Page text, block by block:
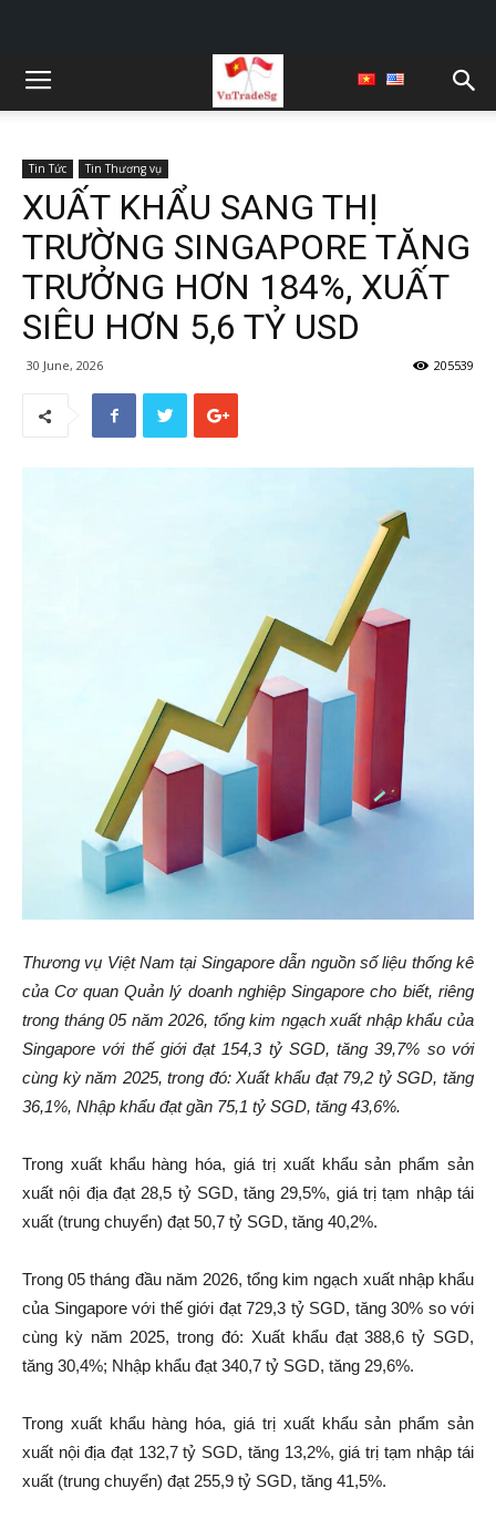
Tin Tức Tin Thương vụ
XUẤT KHẨU SANG THỊ
TRƯỜNG SINGAPORE TĂNG
TRƯỞNG HƠN 184%, XUẤT
SIÊU HƠN 5,6 TỶ USD
30 June, 2026 205539
Thương vụ Việt Nam tại Singapore dẫn nguồn số liệu thống kê
của Cơ quan Quản lý doanh nghiệp Singapore cho biết, riêng
trong tháng 05 năm 2026, tổng kim ngạch xuất nhập khẩu của
Singapore với thế giới đạt 154,3 tỷ SGD, tăng 39,7% so với
cùng kỳ năm 2025, trong đó: Xuất khẩu đạt 79,2 tỷ SGD, tăng
36,1%, Nhập khẩu đạt gần 75,1 tỷ SGD, tăng 43,6%.
Trong xuất khẩu hàng hóa, giá trị xuất khẩu sản phẩm sản
xuất nội địa đạt 28,5 tỷ SGD, tăng 29,5%, giá trị tạm nhập tái
xuất (trung chuyển) đạt 50,7 tỷ SGD, tăng 40,2%.
Trong 05 tháng đầu năm 2026, tổng kim ngạch xuất nhập khẩu
của Singapore với thế giới đạt 729,3 tỷ SGD, tăng 30% so với
cùng kỳ năm 2025, trong đó: Xuất khẩu đạt 388,6 tỷ SGD,
tăng 30,4%; Nhập khẩu đạt 340,7 tỷ SGD, tăng 29,6%.
Trong xuất khẩu hàng hóa, giá trị xuất khẩu sản phẩm sản
xuất nội địa đạt 132,7 tỷ SGD, tăng 13,2%, giá trị tạm nhập tái
xuất (trung chuyển) đạt 255,9 tỷ SGD, tăng 41,5%.